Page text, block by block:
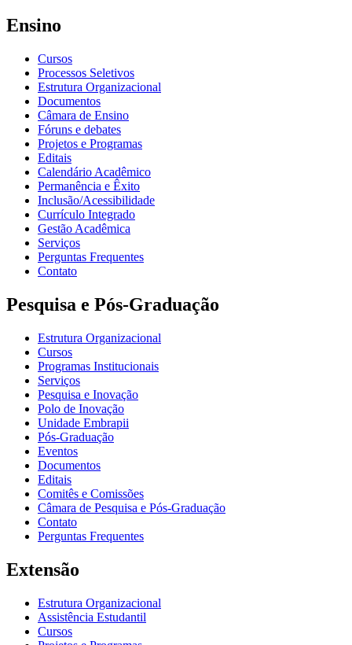
Ensino
Cursos
Processos Seletivos
Estrutura Organizacional
Documentos
Câmara de Ensino
Fóruns e debates
Projetos e Programas
Editais
Calendário Acadêmico
Permanência e Êxito
Inclusão/Acessibilidade
Currículo Integrado
Gestão Acadêmica
Serviços
Perguntas Frequentes
Contato
Pesquisa e Pós-Graduação
Estrutura Organizacional
Cursos
Programas Institucionais
Serviços
Pesquisa e Inovação
Polo de Inovação
Unidade Embrapii
Pós-Graduação
Eventos
Documentos
Editais
Comitês e Comissões
Câmara de Pesquisa e Pós-Graduação
Contato
Perguntas Frequentes
Extensão
Estrutura Organizacional
Assistência Estudantil
Cursos